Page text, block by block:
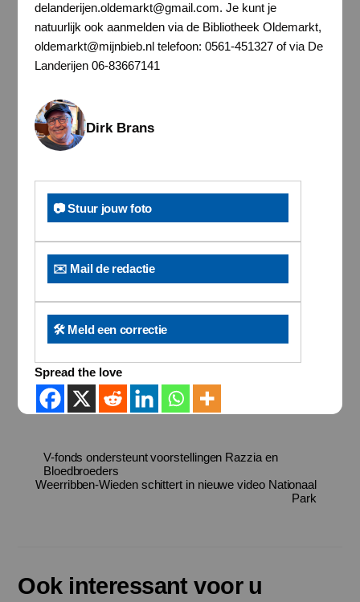
delanderijen.oldemarkt@gmail.com. Je kunt je
natuurlijk ook aanmelden via de Bibliotheek Oldemarkt,
oldemarkt@mijnbieb.nl telefoon: 0561-451327 of via De
Landerijen 06-83667141
Dirk Brans
📷 Stuur jouw foto
✉️ Mail de redactie
🛠️ Meld een correctie
Spread the love
V-fonds ondersteunt voorstellingen Razzia en
Bloedbroeders
Weerribben-Wieden schittert in nieuwe video Nationaal
Park
Ook interessant voor u